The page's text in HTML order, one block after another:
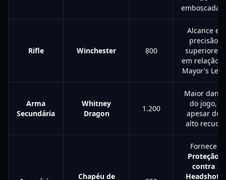
emboscadas.
Rifle Winchester 800
Alcance e
precisão
superiores
em relação à
Mayor's Leg.
Arma
Secundária
Whitney
Dragon
1.200
Maior dano
do jogo,
apesar do
alto recuo.
Chapéu de
Fornece
Proteção
contra
Headshot